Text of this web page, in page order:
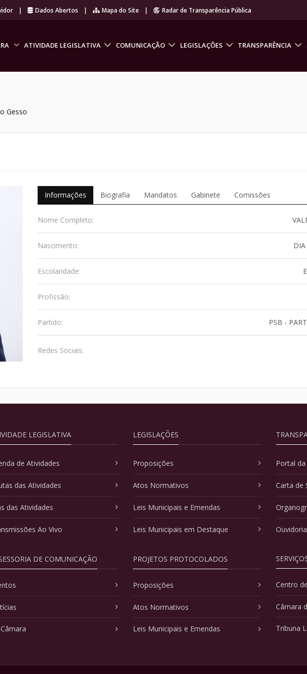
| Dados Abertos | Mapa do Site | Radar de Transparência Pública
ATIVIDADE LEGISLATIVA COMUNICAÇÃO LEGISLAÇÕES TRANSPARÊNCIA
Gesso
Informações Biografia Mandatos Gabinete Comissões
Nome Completo:
Nascimento:
Escolaridade:
Profissão:
Partido: PSB -
Redes Sociais:
LEGISLATIVA
de Atividades
das Atividades
das Atividades
Ao Vivo
DE COMUNICAÇÃO
LEGISLAÇÕES
Proposições
Atos Normativos
Leis Municipais e Emendas
Leis Municipais em Destaque
PROJETOS PROTOCOLADOS
Proposições
Atos Normativos
Leis Municipais e Emendas
Portal
Carta de
Ouvidoria
Centro
Câmara
Tribuna